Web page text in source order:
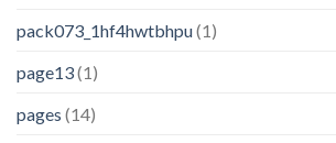
pack073_1hf4hwtbhpu(1)
page13(1)
pages (14)